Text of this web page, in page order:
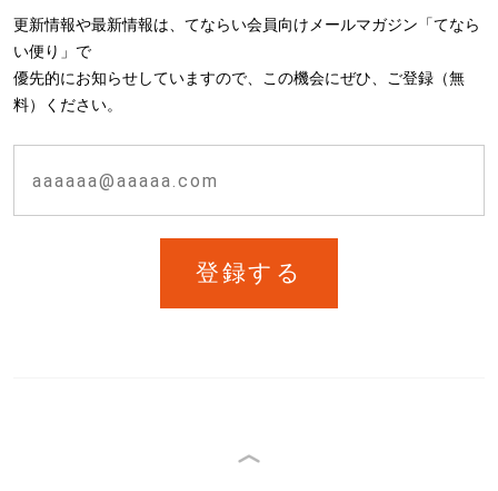
更新情報や最新情報は、てならい会員向けメールマガジン「てなら
い便り」で
優先的にお知らせしていますので、この機会にぜひ、ご登録（無
料）ください。
登録する